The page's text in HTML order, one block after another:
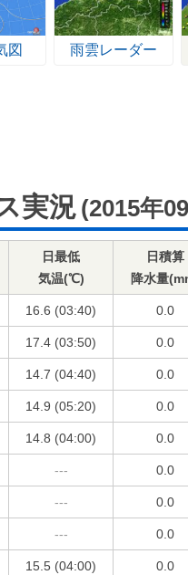
図 雨雲レーダー
実況 (2015年
日最低
気温(℃)
日積算
降水量
16.6 (03:40) 0.0
17.4 (03:50) 0.0
14.7 (04:40) 0.0
14.9 (05:20) 0.0
14.8 (04:00) 0.0
--- 0.0
--- 0.0
--- 0.0
15.5 (04:00) 0.0